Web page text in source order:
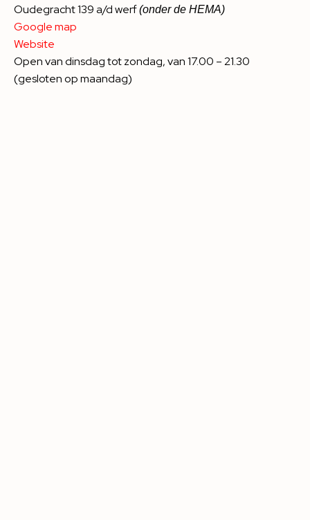
Oudegracht 139 a/d werf(onder de HEMA)
Google map
Website
Open van dinsdag tot zondag, van 17.00 – 21.30
(gesloten op maandag)